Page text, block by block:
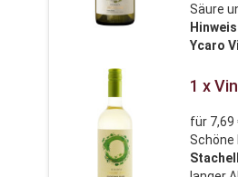
Säure
Ycaro
1 x
für 7,69
Schöne